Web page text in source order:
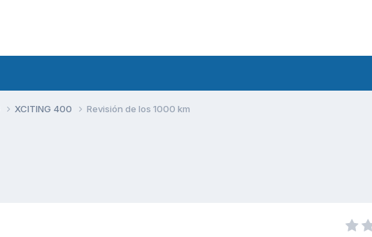
XCITING 400 Revisión de los 1000 km